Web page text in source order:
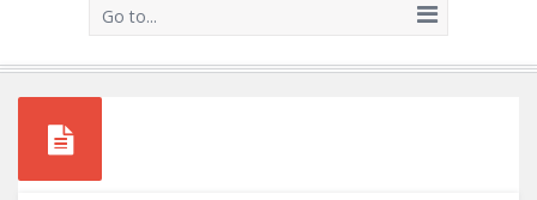
Go to...